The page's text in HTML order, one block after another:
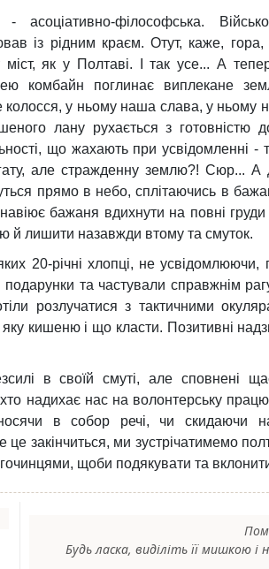
асоціативно-філософська.
із рідним краєм. Отут, каже,
як у Полтаві. І так усе... А
комбайн поглинає виплекане
колосся, у ньому наша слава, у ньому
лану рухається з готовністю
що жахають при усвідомленні -
але стражденну землю?! Сюр... А
прямо в небо, сплітаючись в
бажаня вдихнути на повні
й лишити назавжди втому та смуток.
20-річні хлопці, не усвідомлюючи,
подарунки та частували справжнім
розлучатися з тактичними
яку кишеню і що класти. Позитивні
в своїй смуті, але сповнені
надихає нас на волонтерську
в собор речі, чи скидаючи
закінчиться, ми зустрічатимемо
щоби подякувати та
Будь ласка, виділіть її мишкою і